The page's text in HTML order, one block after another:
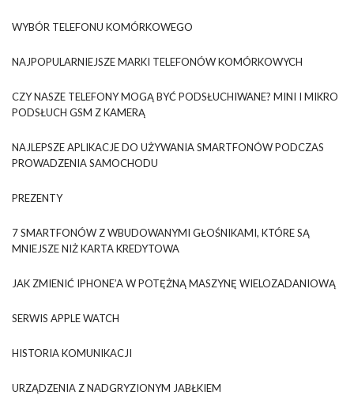
WYBÓR TELEFONU KOMÓRKOWEGO
NAJPOPULARNIEJSZE MARKI TELEFONÓW KOMÓRKOWYCH
CZY NASZE TELEFONY MOGĄ BYĆ PODSŁUCHIWANE? MINI I MIKRO
PODSŁUCH GSM Z KAMERĄ
NAJLEPSZE APLIKACJE DO UŻYWANIA SMARTFONÓW PODCZAS
PROWADZENIA SAMOCHODU
PREZENTY
7 SMARTFONÓW Z WBUDOWANYMI GŁOŚNIKAMI, KTÓRE SĄ
MNIEJSZE NIŻ KARTA KREDYTOWA
JAK ZMIENIĆ IPHONE’A W POTĘŻNĄ MASZYNĘ WIELOZADANIOWĄ
SERWIS APPLE WATCH
HISTORIA KOMUNIKACJI
URZĄDZENIA Z NADGRYZIONYM JABŁKIEM